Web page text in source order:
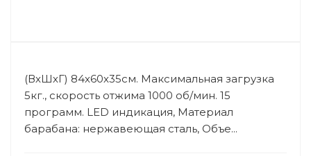
(ВхШхГ) 84х60х35см. Максимальная загрузка
5кг., скорость отжима 1000 об/мин. 15
программ. LED индикация, Материал
барабана: нержавеющая сталь, Объе...